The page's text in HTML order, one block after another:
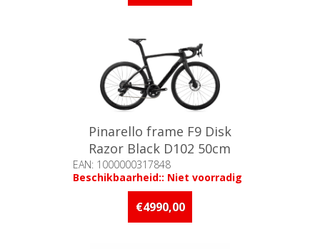
Pinarello frame F9 Disk
Razor Black D102 50cm
EAN: 1000000317848
Beschikbaarheid:: Niet voorradig
€4990,00